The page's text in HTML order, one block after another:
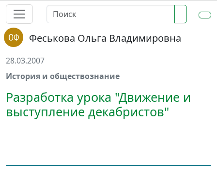
Феськова Ольга Владимировна
28.03.2007
История и обществознание
Разработка урока "Движение и
выступление декабристов"